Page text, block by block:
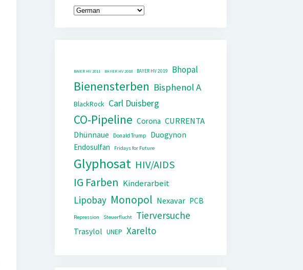
BAYER HV 2011 BAYER HV 2018 BAYER HV 2019 Bhopal
Bienensterben Bisphenol A
BlackRock Carl Duisberg
CO-Pipeline Corona CURRENTA
Dhünnaue Donald Trump
Duogynon
Endosulfan
Fridays for Future
Glyphosat HIV/AIDS
IG Farben Kinderarbeit
Lipobay Monopol Nexavar PCB
Repression Steuerflucht Tierversuche
Trasylol UNEP Xarelto